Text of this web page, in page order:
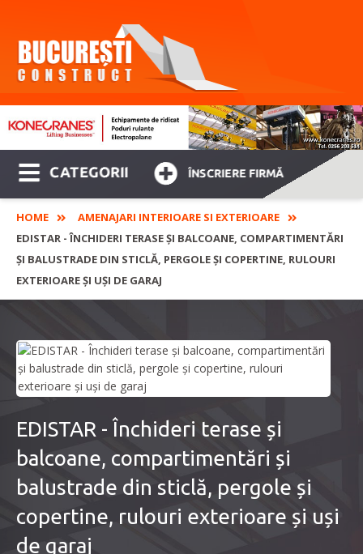
CATEGORII ÎNSCRIERE FIRMĂ
HOME
AMENAJARI INTERIOARE SI EXTERIOARE
EDISTAR - ÎNCHIDERI TERASE ȘI BALCOANE, COMPARTIMENTĂRI
ȘI BALUSTRADE DIN STICLĂ, PERGOLE ȘI COPERTINE, RULOURI
EXTERIOARE ȘI UȘI DE GARAJ
EDISTAR - Închideri terase și
balcoane, compartimentări și
balustrade din sticlă, pergole și
copertine, rulouri exterioare și uși
de garaj